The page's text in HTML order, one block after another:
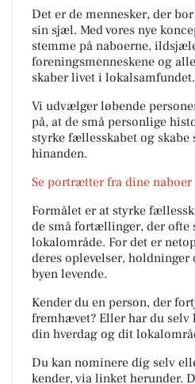
Det er de mennesker, der
sin sjæl. Med vores nye
stemme på naboerne,
foreningsmenneskene og
skaber livet i lokalsamfundet.
Vi udvælger løbende
på, at de små personlige
styrke fællesskabet og skabe
hinanden.
Se portrætter fra dine naboer
Formålet er at styrke
de små fortællinger, der ofte
lokalområde. For det er
deres oplevelser, holdninger
byen levende.
Kender du en person, der
fremhævet? Eller har du
din hverdag og dit
Du kan nominere dig selv
kender, via linket herunder.